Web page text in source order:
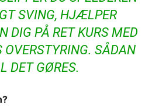
SVING, HJÆLPER
DIG PÅ RET KURS MED
OVERSTYRING. SÅDAN
DET GØRES.